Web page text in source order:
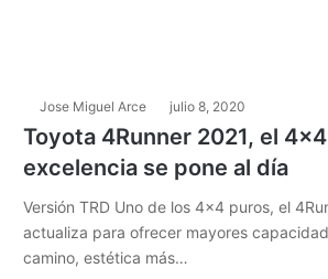
Jose Miguel Arce julio 8, 2020
Toyota 4Runner 2021, el
excelencia se pone al día
Versión TRD Uno de los 4×4 puros, el
actualiza para ofrecer mayores
camino, estética más…